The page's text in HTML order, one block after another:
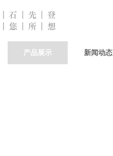
产品展示 新闻动态